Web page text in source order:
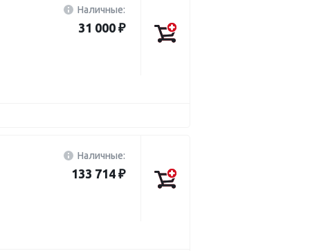
Наличные:
31 000 ₽
Наличные:
133 714 ₽